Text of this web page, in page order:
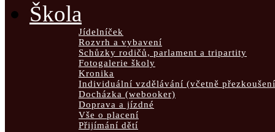
Škola
Jídelníček
Rozvrh a vybavení
Schůzky rodičů, parlament a tripartity
Fotogalerie školy
Kronika
Individuální vzdělávání (včetně
Docházka (webooker)
Doprava a jízdné
Vše o placení
Přijímání dětí